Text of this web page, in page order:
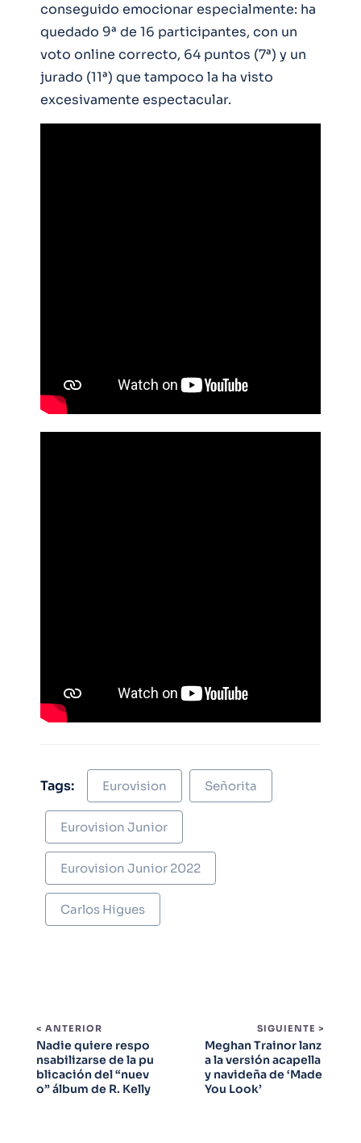
conseguido emocionar especialmente: ha
quedado 9ª de 16 participantes, con un
voto online correcto, 64 puntos (7ª) y un
jurado (11ª) que tampoco la ha visto
excesivamente espectacular.
Tags: Eurovision Señorita
Eurovision Junior
Eurovision Junior 2022
Carlos Higues
< ANTERIOR
Nadie quiere respo
nsabilizarse de la pu
blicación del “nuev
o” álbum de R. Kelly
SIGUIENTE >
Meghan Trainor lanz
a la versión acapella
y navideña de ‘Made
You Look’